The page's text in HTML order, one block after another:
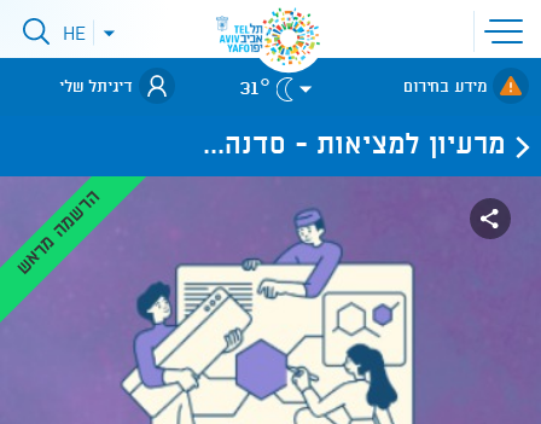
פתיחת
תפריט
אתר
לאתר עיריית
תל-אביב
פתיחתHE
מידע בחירום 31° דיגיתל שלי
מרעיון למציאות - סדנה...
הרשמה מראש